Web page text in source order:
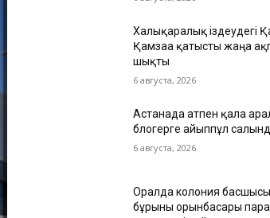
Халықаралық іздеудегі
Қамзаға қатысты жаңа
шықты
6 августа, 2026
Астанада атпен қала
блогерге айыппұл
6 августа, 2026
Оралда колония
бұрынғы орынбасары пара